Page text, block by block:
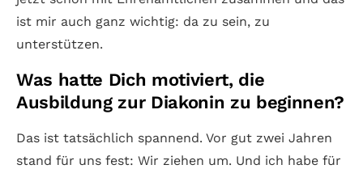
ist mir auch ganz wichtig: da zu sein, zu
unterstützen.
Was hatte Dich motiviert, die
Ausbildung zur Diakonin zu beginnen?
Das ist tatsächlich spannend. Vor gut zwei Jahren
stand für uns fest: Wir ziehen um. Und ich habe für